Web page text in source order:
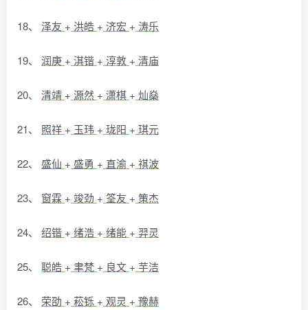
18、 泽友 + 洪皓 + 济宏 + 涛乐
19、 润庚 + 淇锴 + 淳敦 + 清庙
20、 清靖 + 源然 + 潇棋 + 灿燊
21、 照祥 + 玉玮 + 珑阳 + 琪元
22、 盛仙 + 盛勇 + 直渝 + 祺波
23、 窗霖 + 竣劲 + 筌友 + 策杰
24、 绍锴 + 绪浩 + 绪能 + 羿灵
25、 聪皓 + 聿梵 + 良文 + 芋洁
26、 荣劭 + 菘铄 + 观灵 + 豫赫